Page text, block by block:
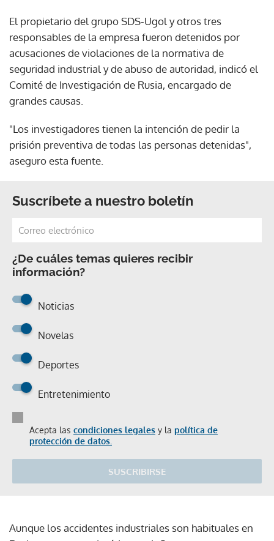
El propietario del grupo SDS-Ugol y otros tres
responsables de la empresa fueron detenidos por
acusaciones de violaciones de la normativa de
seguridad industrial y de abuso de autoridad, indicó el
Comité de Investigación de Rusia, encargado de
grandes causas.
"Los investigadores tienen la intención de pedir la
prisión preventiva de todas las personas detenidas",
aseguro esta fuente.
Suscríbete a nuestro boletín
¿De cuáles temas quieres recibir
información?
Noticias
Novelas
Deportes
Entretenimiento
Acepta las condiciones legales y la política de
protección de datos.
SUSCRIBIRSE
Aunque los accidentes industriales son habituales en